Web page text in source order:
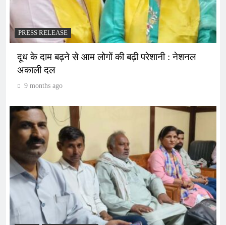
PRESS RELEASE
दूध के दाम बढ़ने से आम लोगों की बढ़ी परेशानी : नेशनल
अकाली दल
9 months ago